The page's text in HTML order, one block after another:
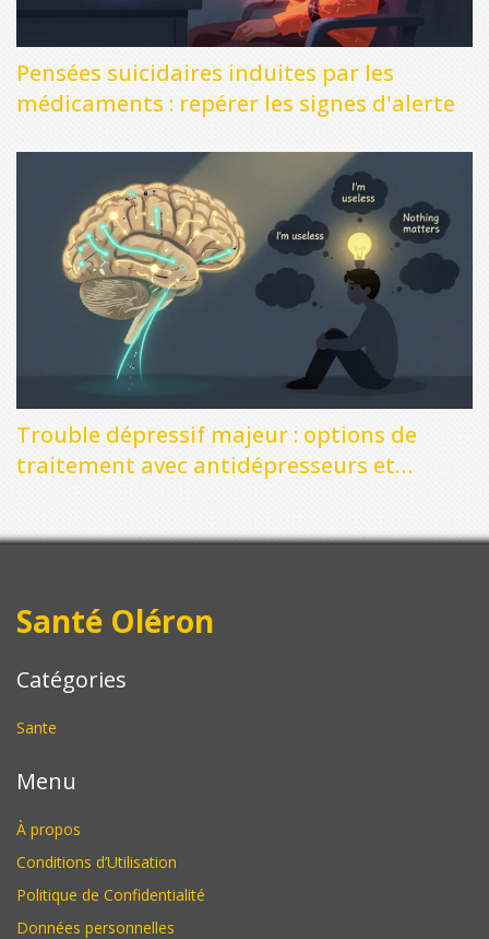
Pensées suicidaires induites par les
médicaments : repérer les signes d'alerte
Trouble dépressif majeur : options de
traitement avec antidépresseurs et
Santé Oléron
Catégories
Sante
Menu
À propos
Conditions d’Utilisation
Politique de Confidentialité
Données personnelles